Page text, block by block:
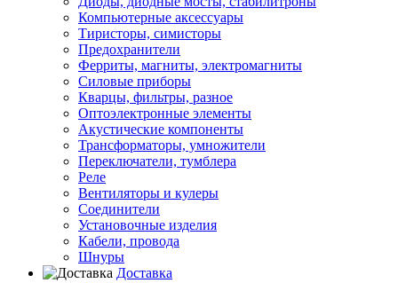
Компьютерные аксессуары
Тиристоры, симисторы
Предохранители
Ферриты, магниты, электромагниты
Силовые приборы
Кварцы, фильтры, разное
Оптоэлектронные элементы
Акустические компоненты
Трансформаторы, умножители
Переключатели, тумблера
Реле
Вентиляторы и кулеры
Соединители
Установочные изделия
Кабели, провода
Шнуры
Доставка